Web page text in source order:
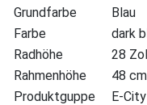
Grundfarbe
Blau
Farbe
dark
Radhöhe
28
Rahmenhöhe
48 cm
Produktguppe
E-